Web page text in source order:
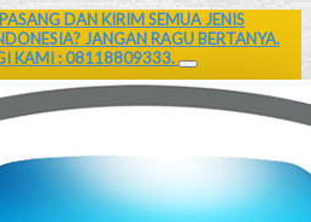
DAN KIRIM SEMUA JENIS
JANGAN RAGU BERTANYA.
KAMI : 08118809333.